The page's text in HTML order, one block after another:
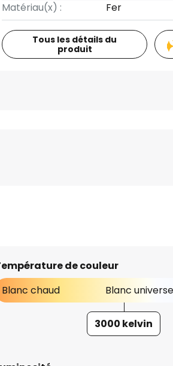
Matériau(x) :
Fer
Tous les détails du
produit
de couleur
Blanc chaud
Blanc
3000 kelvin